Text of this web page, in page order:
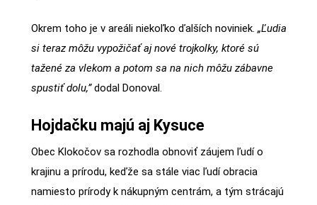
Okrem toho je v areáli niekoľko ďalších noviniek. „Ľudia
si teraz môžu vypožičať aj nové trojkolky, ktoré sú
tažené za vlekom a potom sa na nich môžu zábavne
spustiť dolu,”dodal Donoval.
Hojdačku majú aj Kysuce
Obec Klokočov sa rozhodla obnoviť záujem ľudí o
krajinu a prírodu, keďže sa stále viac ľudí obracia
namiesto prírody k nákupným centrám, a tým strácajú